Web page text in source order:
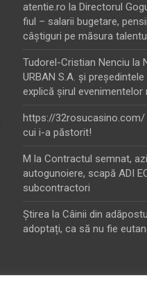
atentie.ro la Directorul
fiul – salarii bugetare,
câştiguri pe măsura
Tudorel-Cristian Nenciu la
URBAN S.A. şi
explică şirul evenimentelor
https://32rosucasino.com/
cui i-a păstorit!
M la Contractul semnat,
autogunoiere, scapă ADI
subcontractori
Ştirea la Câinii din
adoptați, ca să nu fie